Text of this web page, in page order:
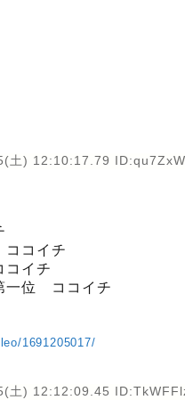
土) 12:10:17.79
コイチ
イチ
一位 ココイチ
1691205017/
土) 12:12:09.45